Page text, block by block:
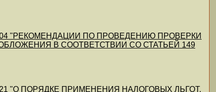
"РЕКОМЕНДАЦИИ ПО ПРОВЕДЕНИЮ ПРОВЕРКИ
В СООТВЕТСТВИИ СО СТАТЬЕЙ 149
"О ПОРЯДКЕ ПРИМЕНЕНИЯ НАЛОГОВЫХ ЛЬГОТ,